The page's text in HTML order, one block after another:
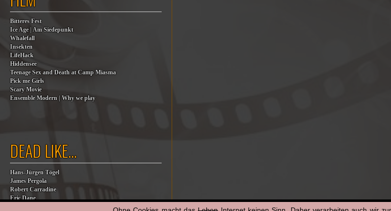
Bitteres Fest
Ice Age | Am Siedepunkt
Whalefall
Insekten
LifeHack
Hiddensee
Teenage Sex and Death at Camp Miasma
Pick me Girls
Scary Movie
Ensemble Modern | Why we play
DEAD LIKE…
Hans-Jürgen Tögel
James Pergola
Robert Carradine
Eric Dane